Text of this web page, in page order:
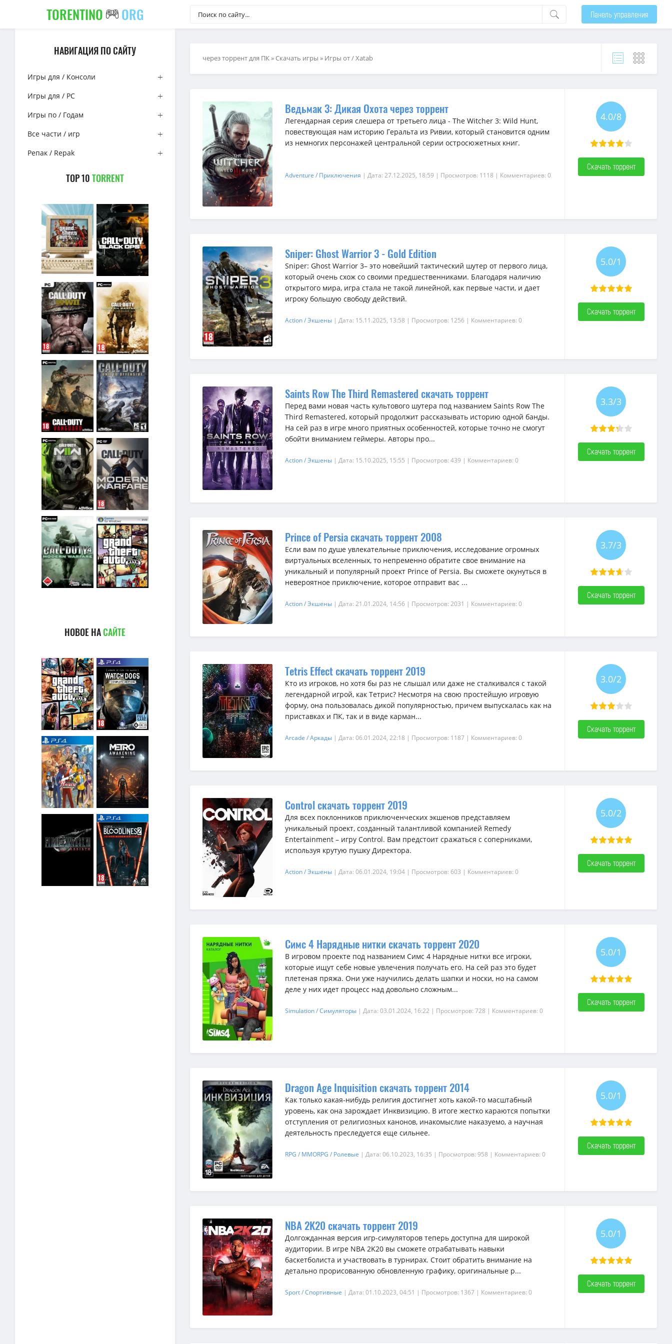
TORENTINO ORG Панель управления
НАВИГАЦИЯ ПО САЙТУ
Игры для / Консоли
Игры для / PC
Игры по / Годам
Все части / игр
Репак / Repak
TOP 10TORRENT
НОВОЕ НАСАЙТЕ
через торрент для ПК»Скачать игры » Игры от / Xatab
Ведьмак 3: Дикая Охота через торрент
Легендарная серия слешера от третьего лица - The Witcher 3: Wild Hunt,
повествующая нам историю Геральта из Ривии, который становится одним
из немногих персонажей центральной серии остросюжетных книг.
Adventure / Приключения | Дата: 27.12.2025, 18:59 | Просмотров: 1118 | Комментариев: 0
4.0/8
Скачать торрент
Sniper: Ghost Warrior 3 - Gold Edition
Sniper: Ghost Warrior 3– это новейший тактический шутер от первого лица,
который очень схож со своими предшественниками. Благодаря наличию
открытого мира, игра стала не такой линейной, как первые части, и дает
игроку большую свободу действий.
Action / Экшены | Дата: 15.11.2025, 13:58 | Просмотров: 1256 | Комментариев: 0
5.0/1
Скачать торрент
Saints Row The Third Remastered скачать торрент
Перед вами новая часть культового шутера под названием Saints Row The
Third Remastered, который продолжит рассказывать историю одной банды.
На сей раз в игре много приятных особенностей, которые точно не смогут
обойти вниманием геймеры. Авторы про...
Action / Экшены | Дата: 15.10.2025, 15:55 | Просмотров: 439 | Комментариев: 0
3.3/3
Скачать торрент
Prince of Persia скачать торрент 2008
Если вам по душе увлекательные приключения, исследование огромных
виртуальных вселенных, то непременно обратите свое внимание на
уникальный и популярный проект Prince of Persia. Вы сможете окунуться в
невероятное приключение, которое отправит вас ...
Action / Экшены | Дата: 21.01.2024, 14:56 | Просмотров: 2031 | Комментариев: 0
3.7/3
Скачать торрент
Tetris Effect скачать торрент 2019
Кто из игроков, но хотя бы раз не слышал или даже не сталкивался с такой
легендарной игрой, как Тетрис? Несмотря на свою простейшую игровую
форму, она пользовалась дикой популярностью, причем выпускалась как на
приставках и ПК, так и в виде карман...
Arcade / Аркады | Дата: 06.01.2024, 22:18 | Просмотров: 1187 | Комментариев: 0
3.0/2
Скачать торрент
Control скачать торрент 2019
Для всех поклонников приключенческих экшенов представляем
уникальный проект, созданный талантливой компанией Remedy
Entertainment – игру Control. Вам предстоит сражаться с соперниками,
используя крутую пушку Директора.
Action / Экшены | Дата: 06.01.2024, 19:04 | Просмотров: 603 | Комментариев: 0
5.0/2
Скачать торрент
Симс 4 Нарядные нитки скачать торрент 2020
В игровом проекте под названием Симс 4 Нарядные нитки все игроки,
которые ищут себе новые увлечения получать его. На сей раз это будет
плетеная пряжа. Они уже научились делать шапки и носки, но на самом
деле у них идет процесс над довольно сложным...
Simulation / Симуляторы | Дата: 03.01.2024, 16:22 | Просмотров: 728 | Комментариев: 0
5.0/1
Скачать торрент
Dragon Age Inquisition скачать торрент 2014
Как только какая-нибудь религия достигнет хоть какой-то масштабный
уровень, как она зарождает Инквизицию. В итоге жестко караются попытки
отступления от религиозных канонов, инакомыслие наказуемо, а научная
деятельность преследуется еще сильнее.
RPG / MMORPG / Ролевые | Дата: 06.10.2023, 16:35 | Просмотров: 958 | Комментариев: 0
5.0/1
Скачать торрент
NBA 2K20 скачать торрент 2019
Долгожданная версия игр-симуляторов теперь доступна для широкой
аудитории. В игре NBA 2K20 вы сможете отрабатывать навыки
баскетболиста и участвовать в турнирах. Стоит обратить внимание на
детально прорисованную обновленную графику, оригинальные р...
Sport / Спортивные | Дата: 01.10.2023, 04:51 | Просмотров: 1367 | Комментариев: 0
5.0/1
Скачать торрент